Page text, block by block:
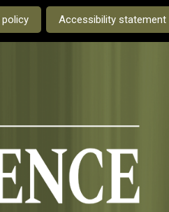
current language is:Accessibility statement